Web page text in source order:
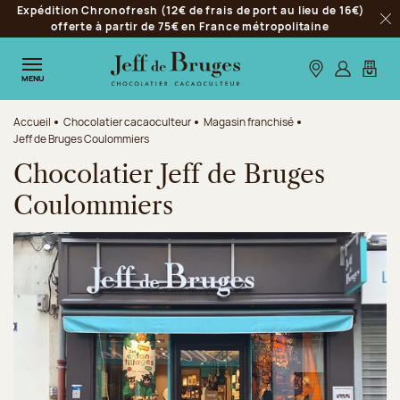
Aller à la navigation
Aller au contenu principal
Aller au pied de page
Expédition Chronofresh (12€ de frais de port au lieu de 16€)
offerte à partir de 75€ en France métropolitaine
MENU Nos boutiques
S’identifier
Mon
Accueil Chocolatier cacaoculteur
Magasin franchisé
Jeff de Bruges Coulommiers
Chocolatier Jeff de Bruges
Coulommiers